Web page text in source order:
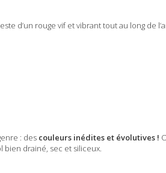
d’un rouge vif et vibrant tout au long de
: des couleurs inédites et évolutives !
bien drainé, sec et siliceux.